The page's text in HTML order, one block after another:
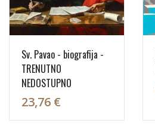
Sv. Pavao - biografija -
TRENUTNO
NEDOSTUPNO
23,76 €